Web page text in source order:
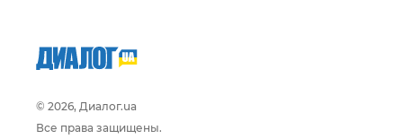
© 2026, Диалог.ua
Все права защищены.